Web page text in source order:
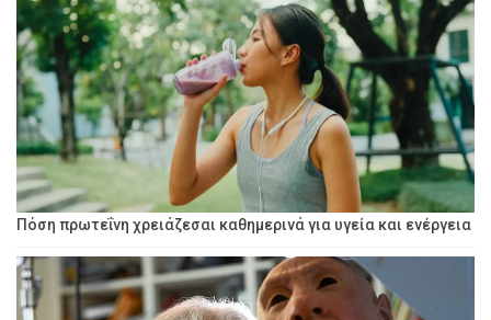
Πόση πρωτεΐνη χρειάζεσαι καθημερινά για υγεία και ενέργεια